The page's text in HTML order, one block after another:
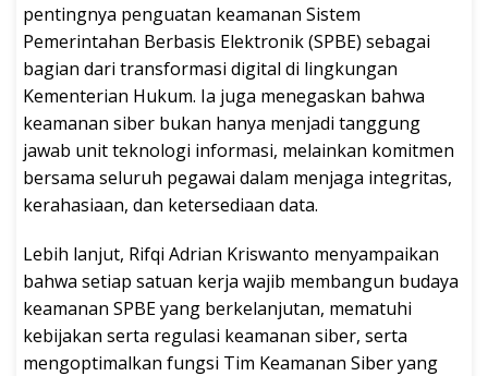
pentingnya penguatan keamanan Sistem
Pemerintahan Berbasis Elektronik (SPBE) sebagai
bagian dari transformasi digital di lingkungan
Kementerian Hukum. Ia juga menegaskan bahwa
keamanan siber bukan hanya menjadi tanggung
jawab unit teknologi informasi, melainkan komitmen
bersama seluruh pegawai dalam menjaga integritas,
kerahasiaan, dan ketersediaan data.
Lebih lanjut, Rifqi Adrian Kriswanto menyampaikan
bahwa setiap satuan kerja wajib membangun budaya
keamanan SPBE yang berkelanjutan, mematuhi
kebijakan serta regulasi keamanan siber, serta
mengoptimalkan fungsi Tim Keamanan Siber yang